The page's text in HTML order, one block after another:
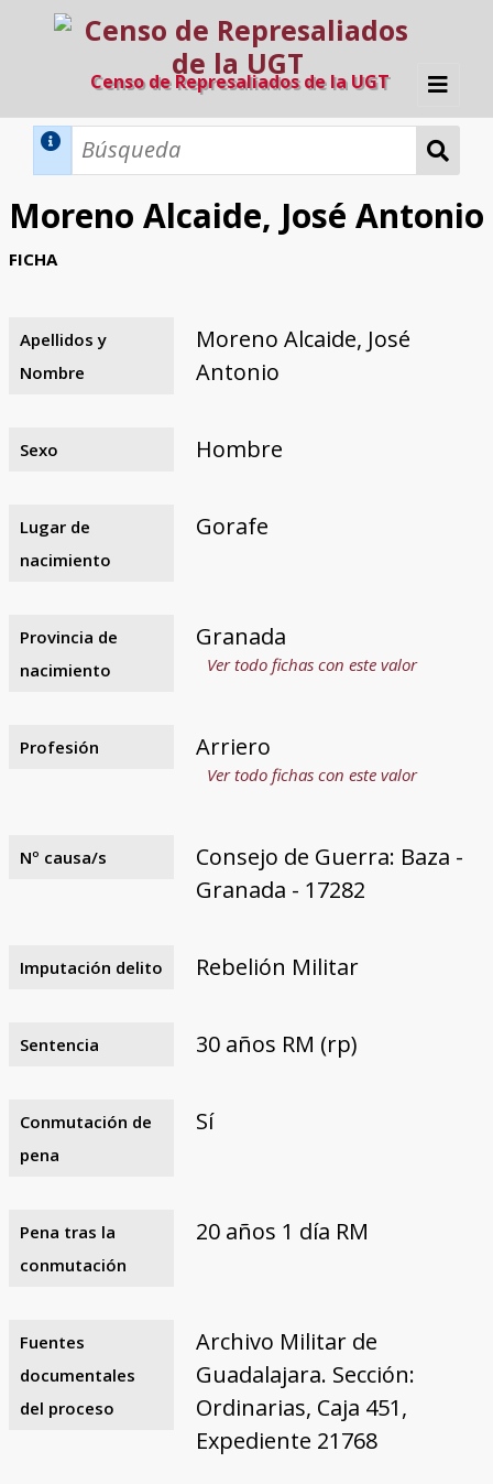
Censo de Represaliados de la UGT
Inicio
Búsqueda Dinámica
Búsqueda Avanzada
Razones y objetivos
El equipo
Colaboradores
Fuentes documentales
Moreno Alcaide, José Antonio
FICHA
Apellidos y
Nombre
Moreno Alcaide, José
Antonio
Sexo Hombre
Lugar de
nacimiento
Gorafe
Provincia de
nacimiento
Granada
Ver todo fichas con este valor
Profesión Arriero
Ver todo fichas con este valor
Nº causa/s
Consejo de Guerra: Baza -
Granada - 17282
Imputación delito Rebelión Militar
Sentencia 30 años RM (rp)
Conmutación de
pena
Sí
Pena tras la
conmutación
20 años 1 día RM
Fuentes
documentales
del proceso
Archivo Militar de
Guadalajara. Sección:
Ordinarias, Caja 451,
Expediente 21768